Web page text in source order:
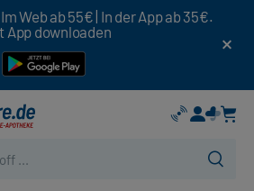
Web ab 55€ | In der App ab 35€.
App downloaden